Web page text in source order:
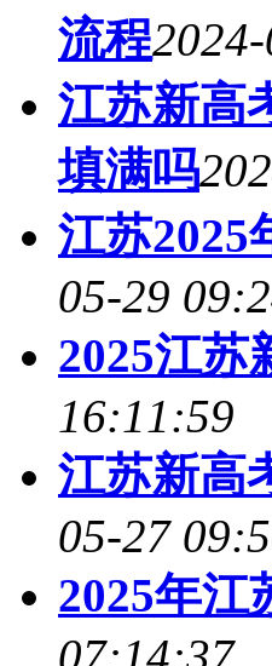
流程
江苏新高
填满吗
江苏2025
05-29
2025江苏
16:11:59
江苏新高
05-27
2025年江
07:14:37